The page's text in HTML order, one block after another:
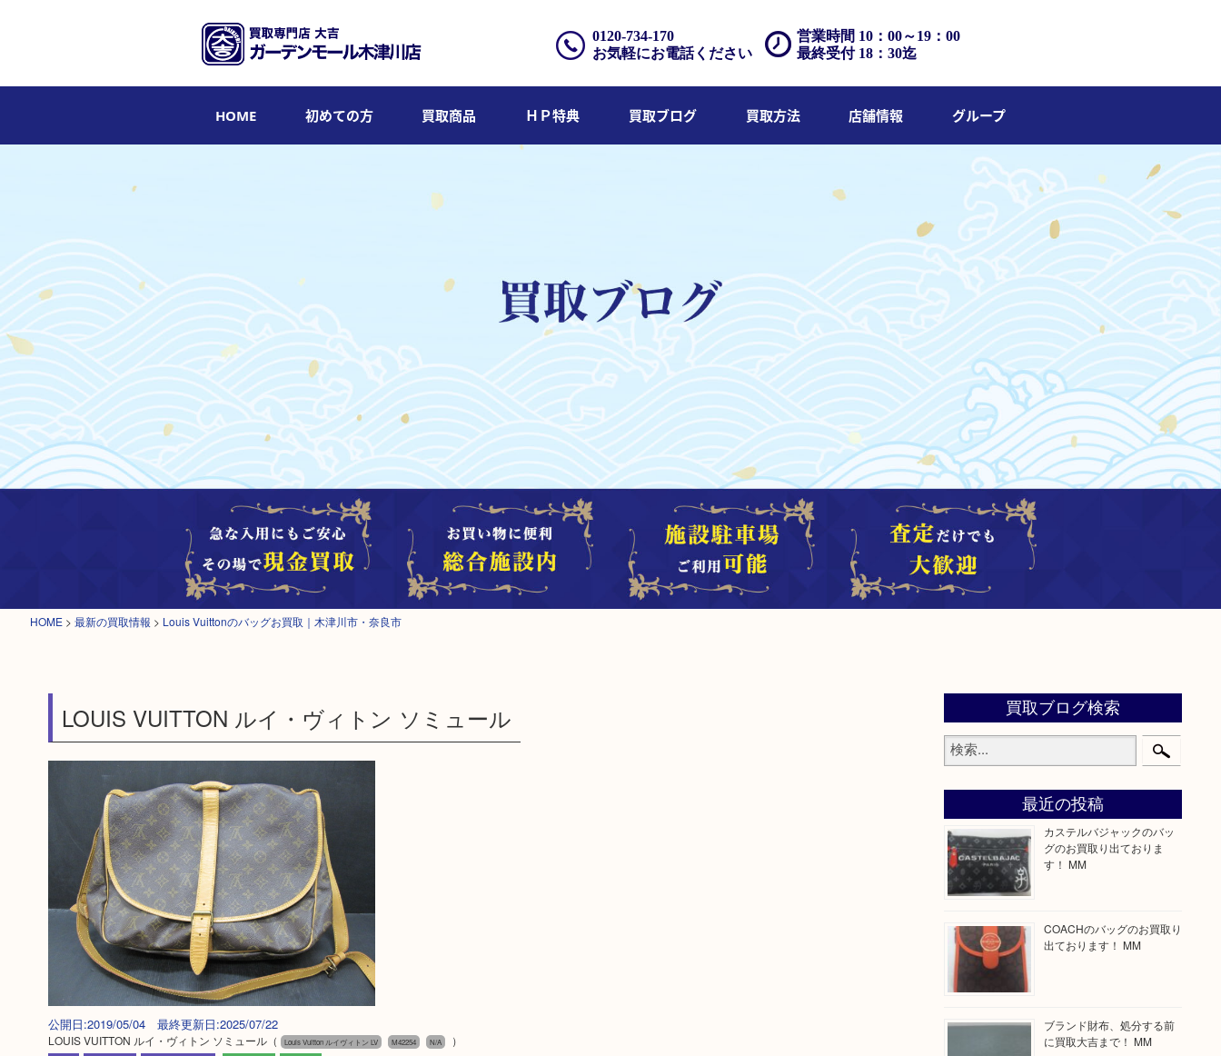
営業時間 10：00～19：00
最終受付 18：30迄
0120-734-170
お気軽にお電話ください
HOME 初めての方 買取商品 ＨＰ特典 買取ブログ 買取方法 店舗情報 グループ
HOME > 最新の買取情報 > Louis Vuittonのバッグお買取｜木津川市・奈良市
LOUIS VUITTON ルイ・ヴィトン ソミュール
公開日:2019/05/04 最終更新日:2025/07/22
LOUIS VUITTON ルイ・ヴィトン ソミュール（ Louis Vuitton ルイヴィトン LV M42254 N/A
）
買取ブログ検索
最近の投稿
カステルバジャックのバッ
グのお買取り出ておりま
す！ MM
COACHのバッグのお買取り
出ております！ MM
ブランド財布、処分する前
に買取大吉まで！ MM